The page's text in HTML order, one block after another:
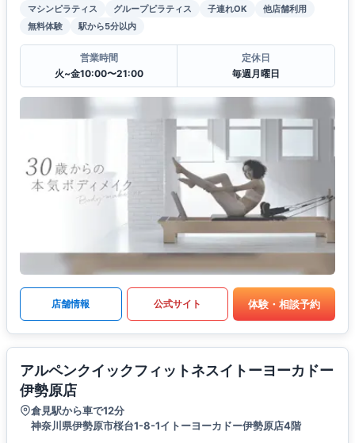
マシンピラティス グループピラティス 子連れOK
他店舗利用
無料体験
駅から5分以内
営業時間
火~金10:00〜21:00
定休日
毎週月曜日
店舗情報 公式サイト 体験・相談予約
アルペンクイックフィットネスイトーヨーカドー
伊勢原店
倉見駅から車で12分
神奈川県伊勢原市桜台1-8-1イトーヨーカドー伊勢原店4階